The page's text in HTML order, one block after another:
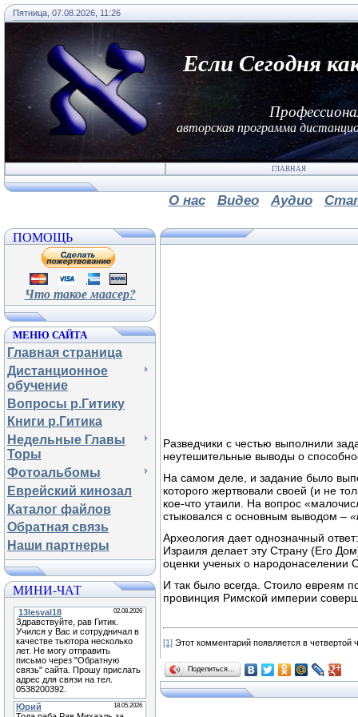
Пятница, 07.08.2026, 11:26
Если Сегодня
авторская программа
ГЛАВНАЯ
О нас Видео Аудио
ПОМОЩЬ
Что такое маасер?
МЕНЮ САЙТА
Главная страница
Дистанционное
обучение
Вопросы р.Гитику
Книги р.Гитика
Недельные Главы
Торы
Фотоальбомы
Еврейский кинозал
Каталог файлов
Обратная связь
Наши партнеры
МИНИ-ЧАТ
Разведчики с честью выполнили
неутешительные выводы о
На самом деле, и задание было
которого жертвовали своей (и не
кое-что утаили. На вопрос
стыковался с основным выводом –
Археология дает однозначный
Израиля делает эту Страну (Его
оценки ученых о народонаселении
И так было всегда. Стоило евреям
провинция Римской империи
[1] Этот комментарий появляется в
Поделиться…